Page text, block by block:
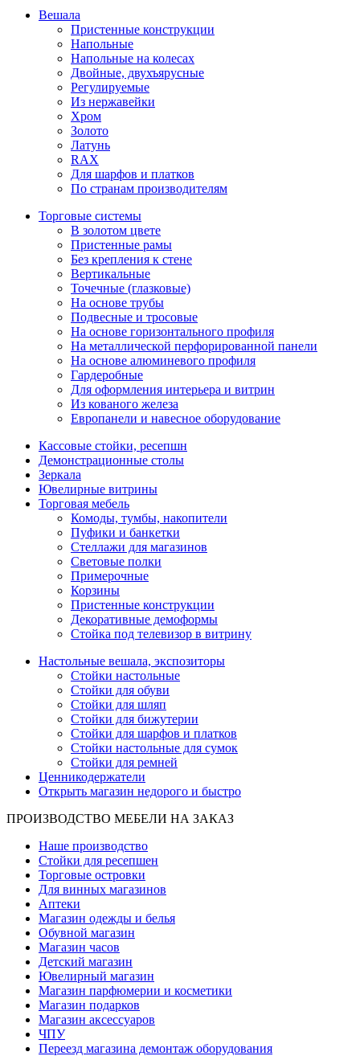
Вешала
Пристенные конструкции
Напольные
Напольные на колесах
Двойные, двухъярусные
Регулируемые
Из нержавейки
Хром
Золото
Латунь
RAX
Для шарфов и платков
По странам производителям
Торговые системы
В золотом цвете
Пристенные рамы
Без крепления к стене
Вертикальные
Точечные (глазковые)
На основе трубы
Подвесные и тросовые
На основе горизонтального профиля
На металлической перфорированной панели
На основе алюминевого профиля
Гардеробные
Для оформления интерьера и витрин
Из кованого железа
Европанели и навесное оборудование
Кассовые стойки, ресепшн
Демонстрационные столы
Зеркала
Ювелирные витрины
Торговая мебель
Комоды, тумбы, накопители
Пуфики и банкетки
Стеллажи для магазинов
Световые полки
Примерочные
Корзины
Пристенные конструкции
Декоративные демоформы
Стойка под телевизор в витрину
Настольные вешала, экспозиторы
Стойки настольные
Стойки для обуви
Стойки для шляп
Стойки для бижутерии
Стойки для шарфов и платков
Стойки настольные для сумок
Стойки для ремней
Ценникодержатели
Открыть магазин недорого и быстро
ПРОИЗВОДСТВО МЕБЕЛИ НА ЗАКАЗ
Наше производство
Стойки для ресепшен
Торговые островки
Для винных магазинов
Аптеки
Магазин одежды и белья
Обувной магазин
Магазин часов
Детский магазин
Ювелирный магазин
Магазин парфюмерии и косметики
Магазин подарков
Магазин аксессуаров
ЧПУ
Переезд магазина демонтаж оборудования